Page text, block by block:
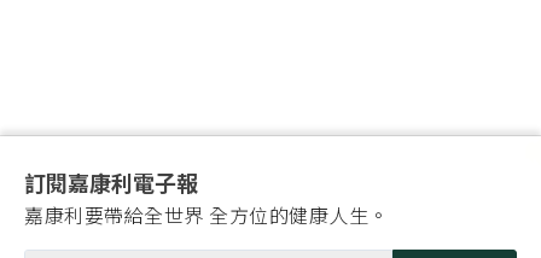
訂閱嘉康利電子報
嘉康利要帶給全世界 全方位的健康人生。